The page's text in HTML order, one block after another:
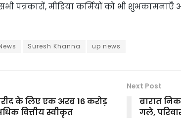
पत्रकारों, मीडिया कर्मियों को भी
Suresh Khanna up news
के लिए एक अरब 16 करोड़
वित्तीय स्वीकृत
Next Post
बारात
गले,